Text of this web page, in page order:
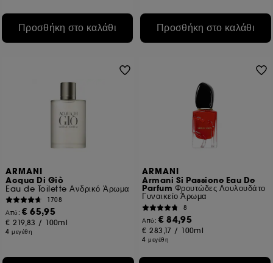
Προσθήκη στο καλάθι Προσθήκη στο καλάθι
ARMANI
Acqua Di Giò
Eau de Toilette Ανδρικό Άρωμα
1708
Από:€ 65,95
€ 219,83 / 100ml
4 μεγέθη
ARMANI
Armani Si Passione Eau De
Parfum Φρουτώδες Λουλουδάτο
Γυναικείο Άρωμα
8
Από:€ 84,95
€ 283,17 / 100ml
4 μεγέθη